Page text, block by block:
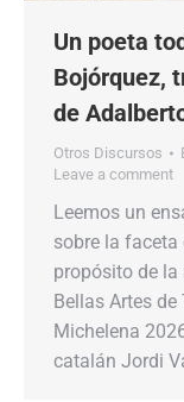
Un poeta
Bojórquez,
de
Otros Discursos
Leave a comment
Leemos un
sobre la faceta
propósito de la
Bellas Artes
Michelena
catalán Jordi